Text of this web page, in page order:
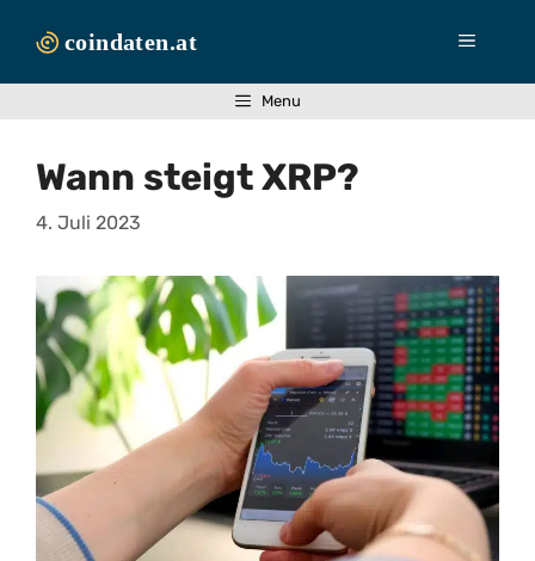
Inhalt
Menü
Menu
Wann steigt XRP?
4. Juli 2023